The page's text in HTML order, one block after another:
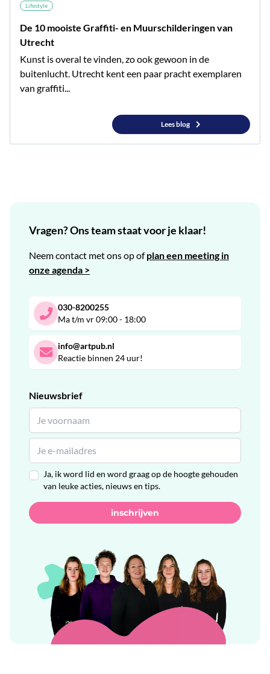
Lifestyle
De 10 mooiste Graffiti- en Muurschilderingen van
Utrecht
Kunst is overal te vinden, zo ook gewoon in de
buitenlucht. Utrecht kent een paar pracht exemplaren
van graffiti...
Lees blog
Vragen? Ons team staat voor je klaar!
Neem contact met ons op ofplan een meeting in
onze agenda >
030-8200255
Ma t/m vr 09:00 - 18:00
info@artpub.nl
Reactie binnen 24 uur!
Nieuwsbrief
Ja, ik word lid en word graag op de hoogte gehouden
van leuke acties, nieuws en tips.